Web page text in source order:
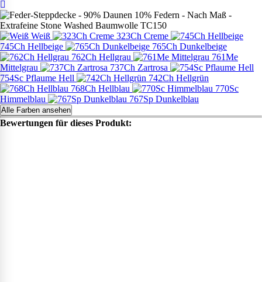
Weiß
323Ch Creme
745Ch Hellbeige
765Ch Dunkelbeige
762Ch Hellgrau
761Me
Mittelgrau
737Ch Zartrosa
754Sc Pflaume Hell
742Ch Hellgrün
768Ch Hellblau
770Sc
Himmelblau
767Sp Dunkelblau
Alle Farben ansehen
Bewertungen für dieses Produkt: